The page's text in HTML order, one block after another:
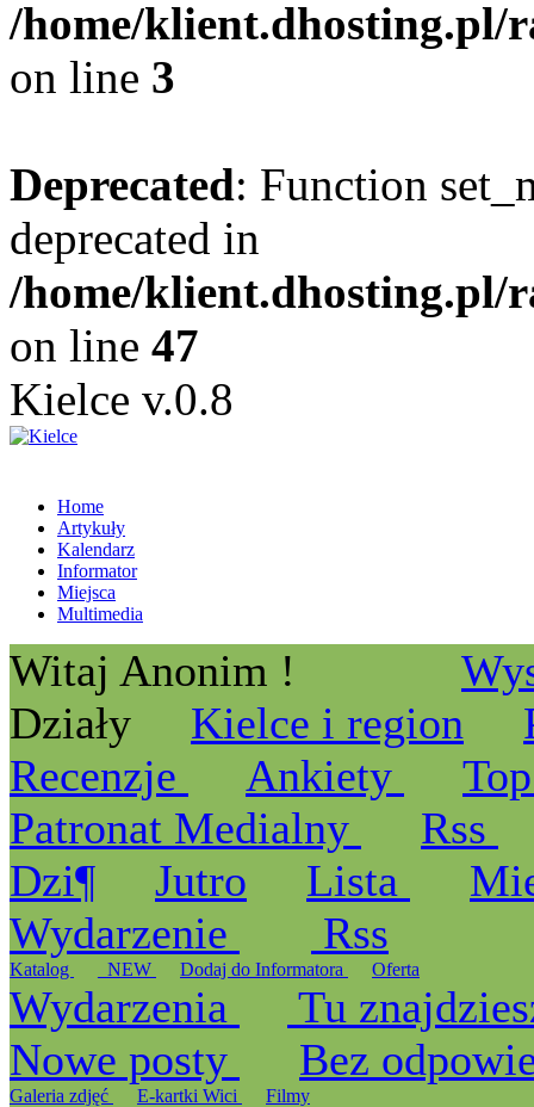
/home/klient.dhosting.pl/
on line 3
Deprecated: Function
deprecated in
/home/klient.dhosting.pl/
on line 47
Kielce v.0.8
Home
Artykuły
Kalendarz
Informator
Miejsca
Multimedia
Witaj Anonim !
Działy
Kielce i region
Recenzje
Ankiety
Patronat Medialny
Rss
Dzi¶
Jutro Lista
Wydarzenie
Rss
Katalog _NEW Dodaj do Informatora Oferta
Wydarzenia
Tu
Nowe posty
Bez
Galeria zdjęć E-kartki Wici Filmy